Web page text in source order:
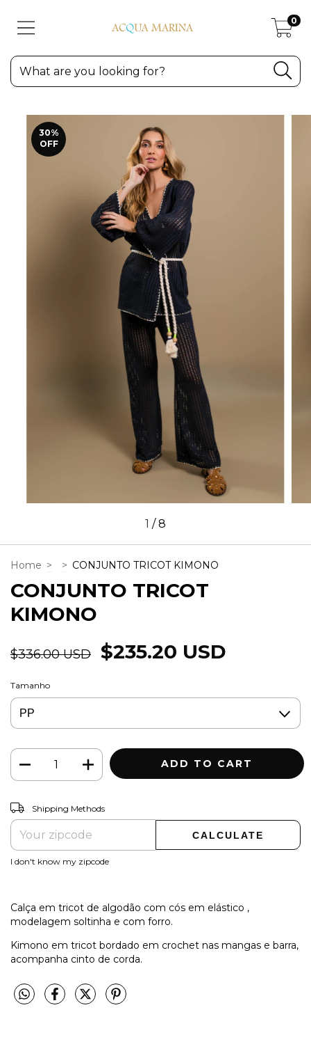
0
30%
OFF
1 /8
Home > > CONJUNTO TRICOT KIMONO
CONJUNTO TRICOT
KIMONO
$336.00 USD $235.20 USD
Tamanho
Shipping for zipcode:
Shipping Methods
CALCULATE
I don't know my zipcode
Calça em tricot de algodão com cós em elástico ,
modelagem soltinha e com forro.
Kimono em tricot bordado em crochet nas mangas e barra,
acompanha cinto de corda.